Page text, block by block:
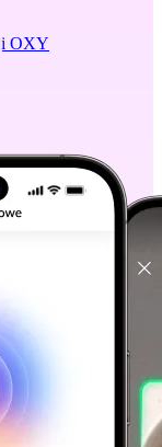
OXY